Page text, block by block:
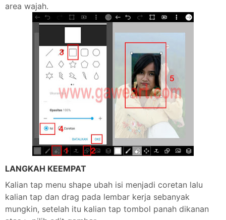
area wajah.
LANGKAH KEEMPAT
Kalian tap menu shape ubah isi menjadi coretan lalu
kalian tap dan drag pada lembar kerja sebanyak
mungkin, setelah itu kalian tap tombol panah dikanan